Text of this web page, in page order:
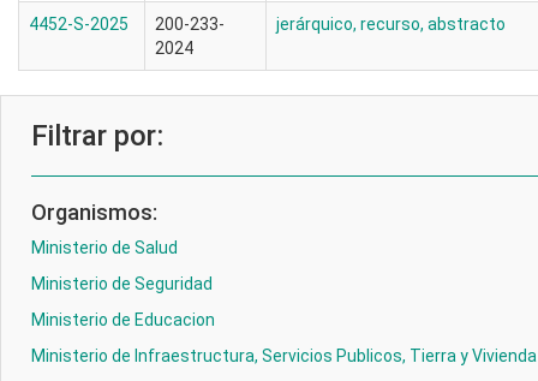
4452-S-2025
200-233-
2024
jerárquico, recurso, abstracto
Filtrar por:
Organismos:
Ministerio de Salud
Ministerio de Seguridad
Ministerio de Educacion
Ministerio de Infraestructura, Servicios Publicos, Tierra y Vivienda